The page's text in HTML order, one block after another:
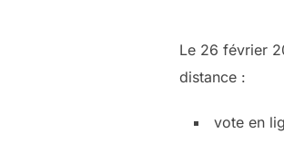
Le 26 février
distance :
vote en